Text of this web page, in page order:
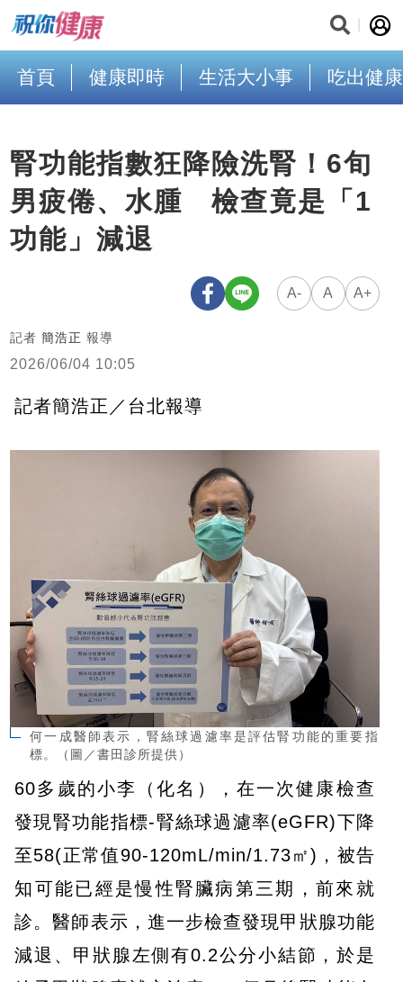
首頁 健康即時 生活大小事 吃出健康
腎功能指數狂降險洗腎！6旬
男疲倦、水腫 檢查竟是「1
功能」減退
A- A A+
記者 簡浩正 報導
2026/06/04 10:05
記者簡浩正／台北報導
何一成醫師表示，腎絲球過濾率是評估腎功能的重要指
標。（圖／書田診所提供）
60多歲的小李（化名），在一次健康檢查
發現腎功能指標-腎絲球過濾率(eGFR)下降
至58(正常值90-120mL/min/1.73㎡)，被告
知可能已經是慢性腎臟病第三期，前來就
診。醫師表示，進一步檢查發現甲狀腺功能
減退、甲狀腺左側有0.2公分小結節，於是